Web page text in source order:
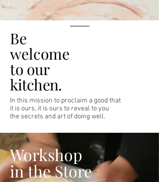
Be
welcome
to our
kitchen.
In this mission to proclaim a goodthat
it is ours, it is ours to reveal to you
the secrets and artofdoing well.
Workshop
in the Store